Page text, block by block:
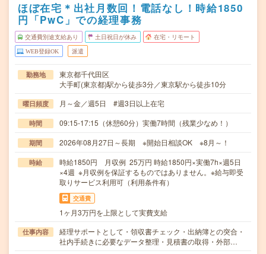
ほぼ在宅＊出社月数回！電話なし！時給1850
円「PwC」での経理事務
交通費別途支給あり 土日祝日が休み 在宅・リモート
WEB登録OK 派遣
勤務地
東京都千代田区
大手町(東京都)駅から徒歩3分／東京駅から徒歩10分
曜日頻度 月～金／週5日 #週3日以上在宅
時間 09:15-17:15（休憩60分）実働7時間（残業少なめ！）
期間 2026年08月27日～長期 ※開始日相談OK ※8月～！
時給
時給1850円 月収例 25万円 時給1850円×実働7h×週5日
×4週 ※月収例を保証するものではありません。※給与即受
取りサービス利用可（利用条件有）
交通費
1ヶ月3万円を上限として実費支給
仕事内容
経理サポートとして・領収書チェック・出納簿との突合・
社内手続きに必要なデータ整理・見積書の取得・外部…